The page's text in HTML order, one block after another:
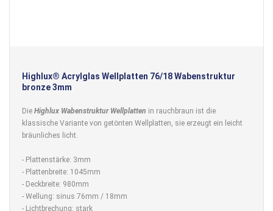
Highlux® Acrylglas Wellplatten 76/18 Wabenstruktur
bronze 3mm
Die Highlux Wabenstruktur Wellplatten in rauchbraun ist die
klassische Variante von getönten Wellplatten, sie erzeugt ein leicht
bräunliches licht.
- Plattenstärke: 3mm
- Plattenbreite: 1045mm
- Deckbreite: 980mm
- Wellung: sinus 76mm / 18mm
- Lichtbrechung: stark